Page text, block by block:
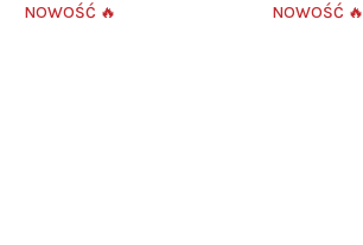
NOWOŚĆ 🔥 NOWOŚĆ 🔥